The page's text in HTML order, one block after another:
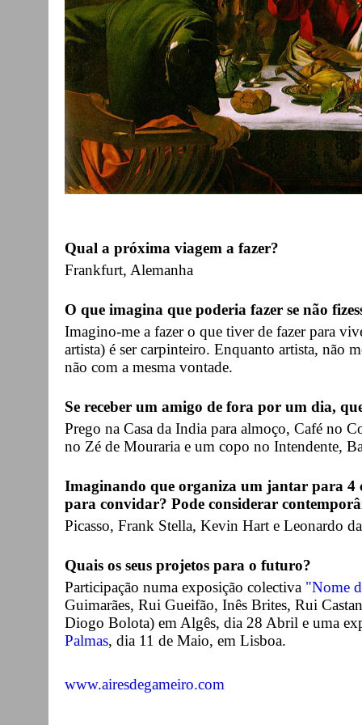
Qual a próxima viagem a fazer?
Frankfurt, Alemanha
O que imagina que poderia fazer se não
Imagino-me a fazer o que tiver de fazer para
artista) é ser carpinteiro. Enquanto artista, não
não com a mesma vontade.
Se receber um amigo de fora por um dia,
Prego na Casa da India para almoço, Café no
no Zé de Mouraria e um copo no Intendente,
Imaginando que organiza um jantar para 4
para convidar? Pode considerar
Picasso, Frank Stella, Kevin Hart e Leonardo
Quais os seus projetos para o futuro?
Participação numa exposição colectiva "Nome
Guimarães, Rui Gueifão, Inês Brites, Rui
Diogo Bolota) em Algês, dia 28 Abril e uma
Palmas, dia 11 de Maio, em Lisboa.
www.airesdegameiro.com